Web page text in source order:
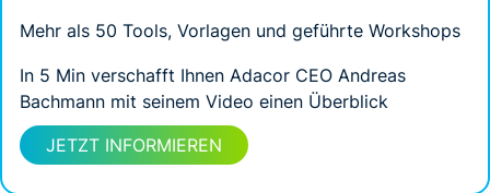
Mehr als 50 Tools, Vorlagen und geführte Workshops
In 5 Min verschafft Ihnen Adacor CEO Andreas
Bachmann mit seinem Video einen Überblick
JETZT INFORMIEREN